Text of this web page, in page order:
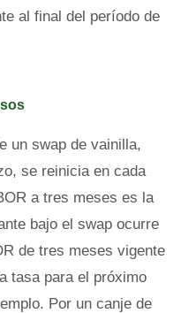
al final del período de
un swap de vainilla,
se reinicia en cada
a tres meses es la
bajo el swap ocurre
de tres meses vigente
tasa para el próximo
Por un canje de